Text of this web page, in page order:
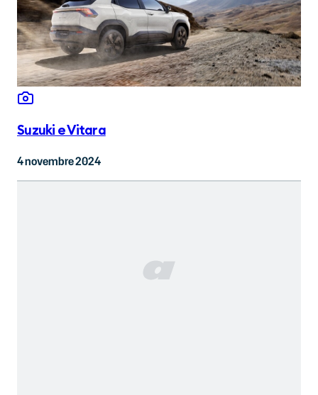
Suzuki e Vitara
4 novembre 2024